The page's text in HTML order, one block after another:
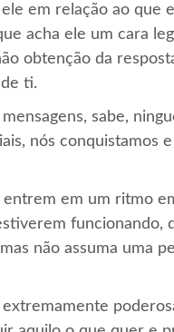
em relação ao que
acha ele um cara
obtenção da
ti.
sabe,
nós conquistamos
em um ritmo
não assuma uma
extremamente